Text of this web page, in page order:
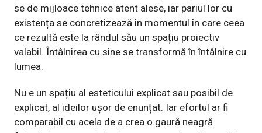
se de mijloace tehnice atent alese, iar pariul lor cu
existența se concretizează în momentul în care ceea
ce rezultă este la rândul său un spațiu proiectiv
valabil. Întâlnirea cu sine se transformă în întâlnire cu
lumea.
Nu e un spațiu al esteticului explicat sau posibil de
explicat, al ideilor ușor de enunțat. Iar efortul ar fi
comparabil cu acela de a crea o gaură neagră